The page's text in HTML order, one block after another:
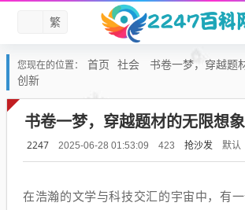
繁
您现在的位置： 首页 社会
书卷一梦，穿越题
创新
书卷一梦，穿越题材的无限想
2247 2025-06-28 01:53:09 423 抢沙发 默认
在浩瀚的文学与科技交汇的宇宙中，有